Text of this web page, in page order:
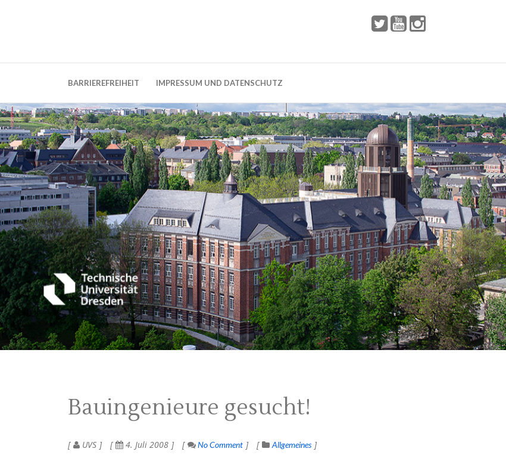
BARRIEREFREIHEIT IMPRESSUM UND DATENSCHUTZ
Bauingenieure gesucht!
UVS 4. Juli 2008 No Comment Allgemeines